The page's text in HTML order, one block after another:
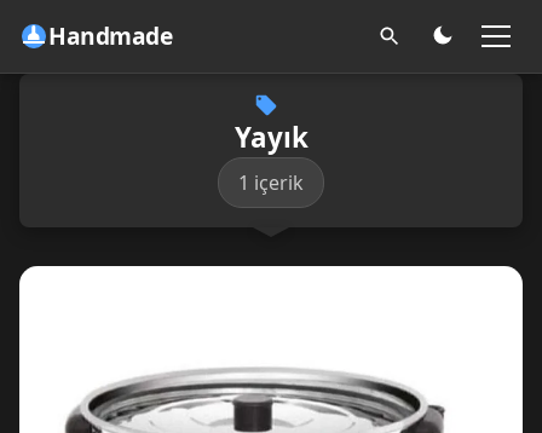
Handmade
Yayık
1 içerik